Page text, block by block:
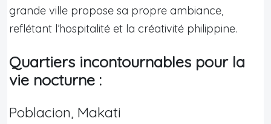
grande ville propose sa propre ambiance,
reflétant l’hospitalité et la créativité philippine.
Quartiers incontournables pour la
vie nocturne :
Poblacion, Makati